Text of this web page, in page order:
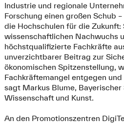
Industrie und regionale
Forschung einen großen Schub
die Hochschulen für die Zukunft:
wissenschaftlichen Nachwuchs
höchstqualifizierte Fachkräfte
unverzichtbarer Beitrag zur
ökonomischen Spitzenstellung,
Fachkräftemangel entgegen
sagt Markus Blume,
Wissenschaft und Kunst.
An den Promotionszentren